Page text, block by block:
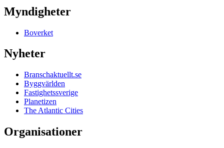
Myndigheter
Boverket
Nyheter
Branschaktuellt.se
Byggvärlden
Fastighetssverige
Planetizen
The Atlantic Cities
Organisationer